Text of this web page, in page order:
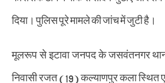
दिया। पुलिस पूरे मामले की जांच में जुटी है।
मूलरूप से इटावा जनपद के जसवंतनगर
निवासी रजत (19) कल्याणपुर कला स्थित